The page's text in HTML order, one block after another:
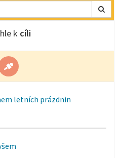
Hledat
k cíli
letních prázdnin